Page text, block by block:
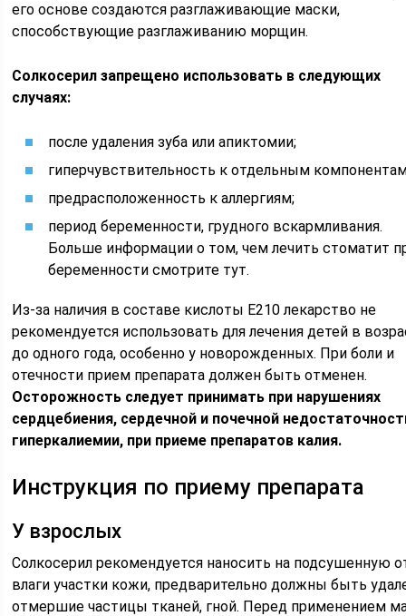
его основе создаются разглаживающие маски,
способствующие разглаживанию морщин.
Солкосерил запрещено использовать в следующих
случаях:
после удаления зуба или апиктомии;
гиперчувствительность к отдельным
предрасположенность к аллергиям;
период беременности, грудного вскармливания.
Больше информации о том, чем лечить стоматит
беременности смотрите тут.
Из-за наличия в составе кислоты Е210 лекарство не
рекомендуется использовать для лечения детей в
до одного года, особенно у новорожденных. При боли и
отечности прием препарата должен быть отменен.
Осторожность следует принимать при нарушениях
сердцебиения, сердечной и почечной
гиперкалиемии, при приеме препаратов калия.
Инструкция по приему препарата
У взрослых
Солкосерил рекомендуется наносить на подсушенную
влаги участки кожи, предварительно должны быть
отмершие частицы тканей, гной. Перед применением